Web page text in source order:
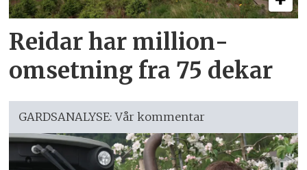
Reidar har million­
omsetning fra 75 dekar
GARDSANALYSE: Vår kommentar